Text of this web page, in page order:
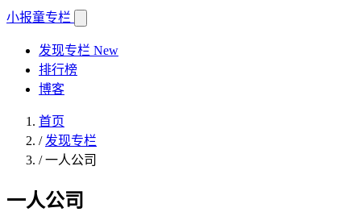
小报童专栏
发现专栏 New
排行榜
博客
首页
/ 发现专栏
/一人公司
一人公司